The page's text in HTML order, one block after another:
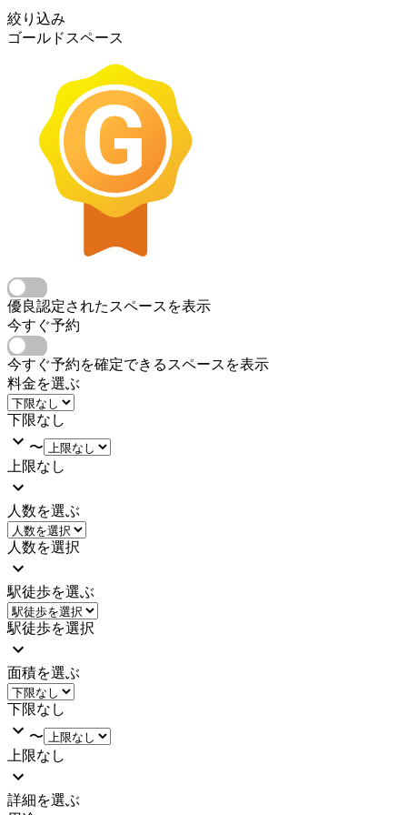
絞り込み
ゴールドスペース
優良認定されたスペースを表示
今すぐ予約
今すぐ予約を確定できるスペースを表示
料金を選ぶ
下限なし
〜
上限なし
人数を選ぶ
人数を選択
駅徒歩を選ぶ
駅徒歩を選択
面積を選ぶ
下限なし
〜
上限なし
詳細を選ぶ